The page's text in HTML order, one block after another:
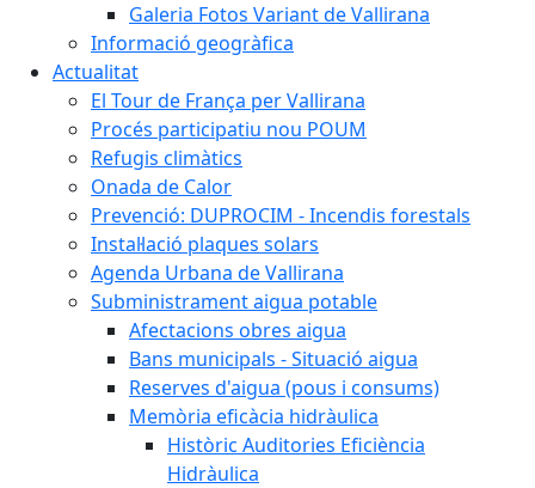
Galeria Fotos Variant de Vallirana
Informació geogràfica
Actualitat
El Tour de França per Vallirana
Procés participatiu nou POUM
Refugis climàtics
Onada de Calor
Prevenció: DUPROCIM - Incendis forestals
Instal·lació plaques solars
Agenda Urbana de Vallirana
Subministrament aigua potable
Afectacions obres aigua
Bans municipals - Situació aigua
Reserves d'aigua (pous i consums)
Memòria eficàcia hidràulica
Històric Auditories Eficiència
Hidràulica